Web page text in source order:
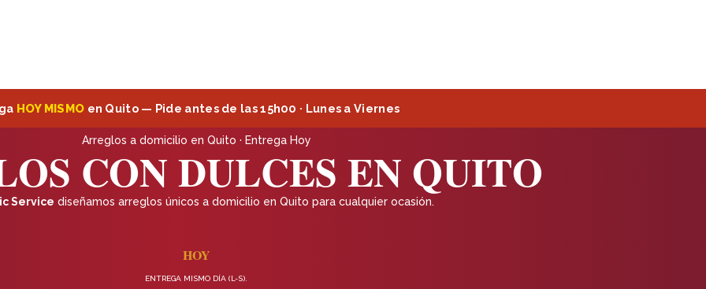
HOY MISMO en Quito — Pide antes de las 15h00 · Lunes a Viernes
Arreglos a domicilio en Quito · Entrega Hoy
CON DULCES EN QUITO
Service diseñamos arreglos únicos a domicilio en Quito para cualquier ocasión.
HOY
ENTREGA MISMO DÍA (L-S).